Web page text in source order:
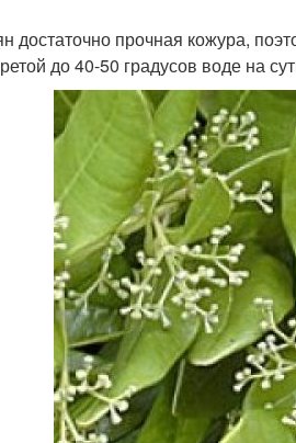
достаточно прочная кожура,
до 40-50 градусов воде на